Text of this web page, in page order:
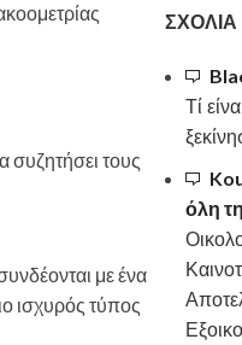
συζητήσει τους
με ένα
ισχυρός τύπος
ΣΧΌΛΙΑ
Τί
όλη